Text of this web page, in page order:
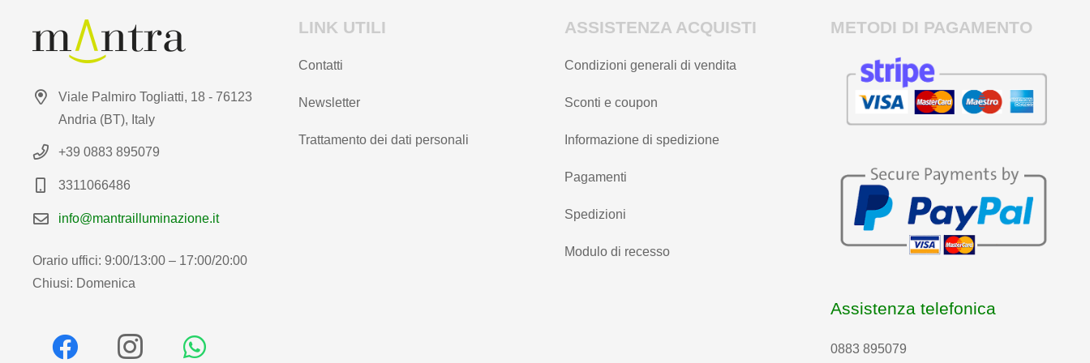
Viale Palmiro Togliatti, 18 - 76123
Andria (BT), Italy
+39 0883 895079
3311066486
info@mantrailluminazione.it
Orario uffici: 9:00/13:00 – 17:00/20:00
Chiusi: Domenica
LINK UTILI
Contatti
Newsletter
Trattamento dei dati personali
ASSISTENZA ACQUISTI
Condizioni generali di vendita
Sconti e coupon
Informazione di spedizione
Pagamenti
Spedizioni
Modulo di recesso
METODI DI PAGAMENTO
Assistenza telefonica
0883 895079